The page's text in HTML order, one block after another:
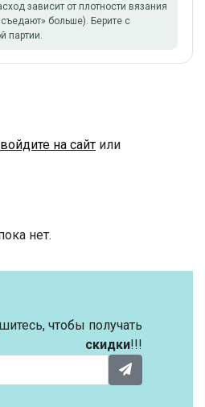
зависит от плотности вязания
больше). Берите с
партии.
войдите на сайт или
нет.
чтобы получать
скидки!!!